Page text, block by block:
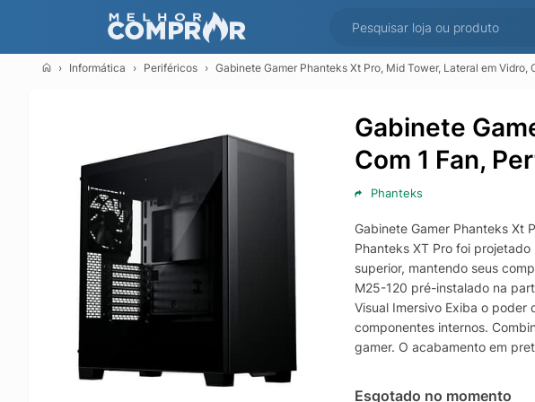
Informática Periféricos Gabinete Gamer Phanteks Xt Pro, Mid Tower, Lateral em Vidro,
Gabinete
Com 1 Fan,
Phanteks
Gabinete Gamer Phanteks Xt
Phanteks XT Pro foi
superior, mantendo seus
M25-120 pré-instalado na
Visual Imersivo Exiba o
componentes internos.
gamer. O acabamento em
Compatibilidade Sem
incluindo 1x USB Tipo-C 3.0
Esgotado no momento